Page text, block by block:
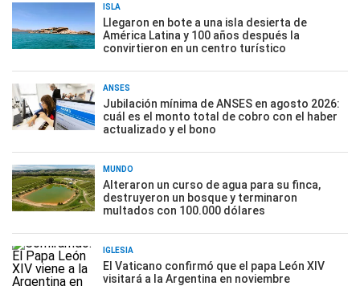
ISLA
Llegaron en bote a una isla desierta de
América Latina y 100 años después la
convirtieron en un centro turístico
ANSES
Jubilación mínima de ANSES en agosto 2026:
cuál es el monto total de cobro con el haber
actualizado y el bono
MUNDO
Alteraron un curso de agua para su finca,
destruyeron un bosque y terminaron
multados con 100.000 dólares
IGLESIA
El Vaticano confirmó que el papa León XIV
visitará a la Argentina en noviembre